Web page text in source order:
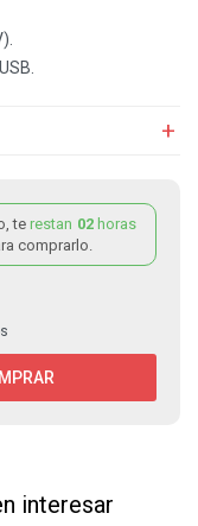
te restan 02 horas
comprarlo.
interesar